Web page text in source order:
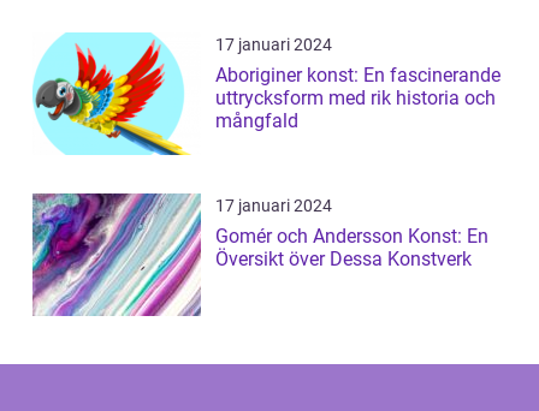
17 januari 2024
Aboriginer konst: En fascinerande
uttrycksform med rik historia och
mångfald
17 januari 2024
Gomér och Andersson Konst: En
Översikt över Dessa Konstverk